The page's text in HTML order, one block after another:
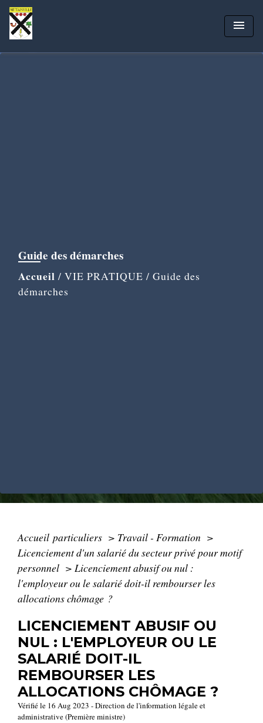
menu
Guide des démarches
Accueil / VIE PRATIQUE / Guide des
démarches
Accueil particuliers > Travail - Formation >
Licenciement d'un salarié du secteur privé pour motif
personnel > Licenciement abusif ou nul :
l'employeur ou le salarié doit-il rembourser les
allocations chômage ?
LICENCIEMENT ABUSIF OU
NUL : L'EMPLOYEUR OU LE
SALARIÉ DOIT-IL
REMBOURSER LES
ALLOCATIONS CHÔMAGE ?
Vérifié le 16 Aug 2023 - Direction de l'information légale et
administrative (Première ministre)